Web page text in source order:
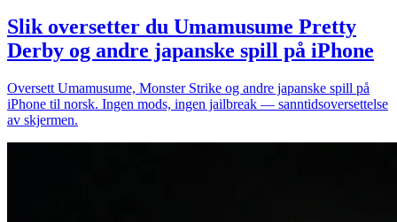
Slik oversetter du Umamusume Pretty
Derby og andre japanske spill på iPhone
Oversett Umamusume, Monster Strike og andre japanske spill på
iPhone til norsk. Ingen mods, ingen jailbreak — sanntidsoversettelse
av skjermen.